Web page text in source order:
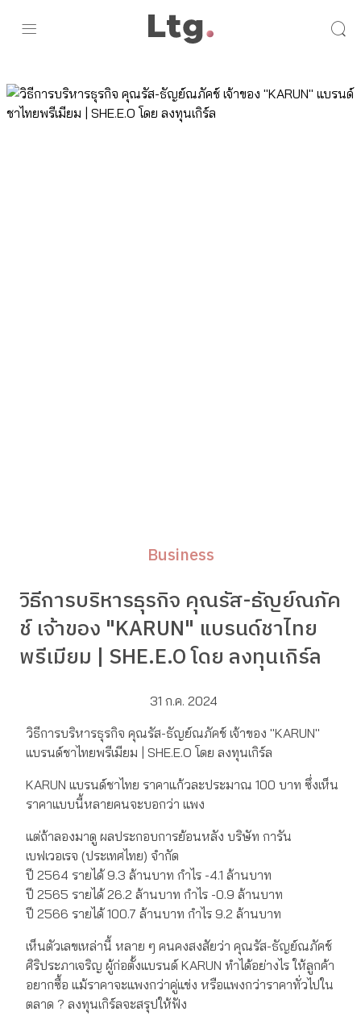
Business
วิธีการบริหารธุรกิจ คุณรัส-ธัญย์ณภัค
ช์ เจ้าของ "KARUN" แบรนด์ชาไทย
พรีเมียม | SHE.E.O โดย ลงทุนเกิร์ล
31 ก.ค. 2024
วิธีการบริหารธุรกิจ คุณรัส-ธัญย์ณภัคช์ เจ้าของ "KARUN"
แบรนด์ชาไทยพรีเมียม | SHE.E.O โดย ลงทุนเกิร์ล
KARUN แบรนด์ชาไทย ราคาแก้วละประมาณ 100 บาท ซึ่งเห็น
ราคาแบบนี้หลายคนจะบอกว่า แพง
แต่ถ้าลองมาดู ผลประกอบการย้อนหลัง บริษัท การัน
เบฟเวอเรจ (ประเทศไทย) จำกัด
ปี 2564 รายได้ 9.3 ล้านบาท กำไร -4.1 ล้านบาท
ปี 2565 รายได้ 26.2 ล้านบาท กำไร -0.9 ล้านบาท
ปี 2566 รายได้ 100.7 ล้านบาท กำไร 9.2 ล้านบาท
เห็นตัวเลขเหล่านี้ หลาย ๆ คนคงสงสัยว่า คุณรัส-ธัญย์ณภัคช์
ศิริประภาเจริญ ผู้ก่อตั้งแบรนด์ KARUN ทำได้อย่างไร ให้ลูกค้า
อยากซื้อ แม้ราคาจะแพงกว่าคู่แข่ง หรือแพงกว่าราคาทั่วไปใน
ตลาด ? ลงทุนเกิร์ลจะสรุปให้ฟัง